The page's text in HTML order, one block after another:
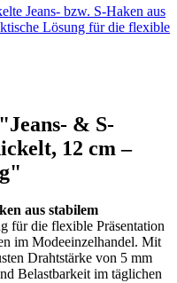
Jeans- bzw. S-Haken aus
Lösung für die flexible
& S-
12 cm –
aus stabilem
für die flexible Präsentation
im Modeeinzelhandel. Mit
Drahtstärke von 5 mm
Belastbarkeit im täglichen